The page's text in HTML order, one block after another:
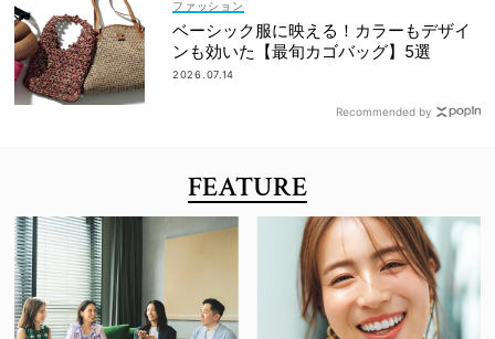
ファッション
ベーシック服に映える！カラーもデザイ
ンも効いた【最旬カゴバッグ】5選
2026.07.14
Recommended by
FEATURE